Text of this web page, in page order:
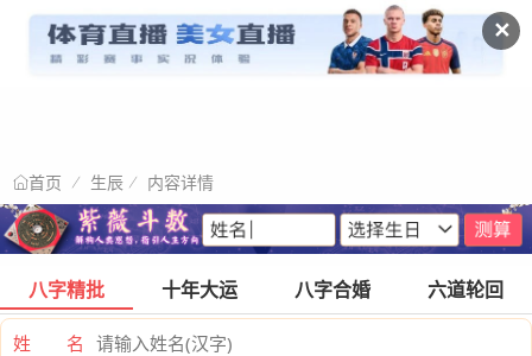
✕
首页 生辰 内容详情
八字精批 十年大运 八字合婚 六道轮回
姓 名